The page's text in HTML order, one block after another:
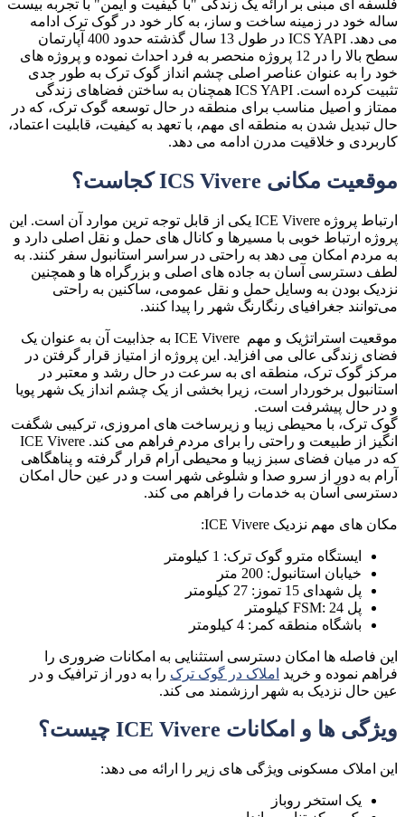
فلسفه ای مبنی بر ارائه یک زندگی "با کیفیت و ایمن" با تجربه بیست
ساله خود در زمینه ساخت و ساز، به کار خود در گوک ترک ادامه
می دهد.
در طول 13 سال گذشته حدود 400 آپارتمان
سطح بالا را در 12 پروژه منحصر به فرد احداث نموده و پروژه های
خود را به عنوان عناصر اصلی چشم انداز گوک ترک به طور جدی
تثبیت کرده است.
همچنان به ساختن فضاهای زندگی
ممتاز و اصیل مناسب برای منطقه در حال توسعه گوک ترک، که در
حال تبدیل شدن به منطقه ای مهم، با تعهد به کیفیت، قابلیت اعتماد،
کاربردی و خلاقیت مدرن ادامه می دهد.
موقعیت مکانی کجاست؟
ارتباط پروژه
یکی از قابل توجه ترین موارد آن است. این
پروژه ارتباط خوبی با مسیرها و کانال های حمل و نقل اصلی دارد و
به مردم امکان می دهد به راحتی در سراسر استانبول سفر کنند. به
لطف دسترسی آسان به جاده های اصلی و بزرگراه ها و همچنین
نزدیک بودن به وسایل حمل و نقل عمومی، ساکنین به راحتی
می‌توانند جغرافیای رنگارنگ شهر را پیدا کنند.
موقعیت استراتژیک و مهم
به جذابیت آن به عنوان یک
فضای زندگی عالی می افزاید. این پروژه از امتیاز قرار گرفتن در
مرکز گوک ترک، منطقه ای به سرعت در حال رشد و معتبر در
استانبول برخوردار است، زیرا بخشی از یک چشم انداز یک شهر پویا
و در حال پیشرفت است.
گوک ترک، با محیطی زیبا و زیرساخت های امروزی، ترکیبی شگفت
انگیز از طبیعت و راحتی را برای مردم فراهم می کند.
که در میان فضای سبز زیبا و محیطی آرام قرار گرفته و پناهگاهی
آرام به دور از سرو صدا و شلوغی شهر است و در عین حال امکان
دسترسی آسان به خدمات را فراهم می کند.
مکان های مهم نزدیک ICE Vivere
:
ایستگاه مترو گوک ترک:
کیلومتر
خیابان استانبول: 200 متر
پل شهدای 15 تموز: 27 کیلومتر
پل
FSM: 24
کیلومتر
باشگاه منطقه کمر: 4 کیلومتر
این فاصله ها امکان دسترسی استثنایی به امکانات ضروری را
فراهم نموده و خرید املاک در گوک ترک را به دور از ترافیک و در
عین حال نزدیک به شهر ارزشمند می کند.
ویژگی ها و امکانات چیست؟
این املاک مسکونی ویژگی های زیر را ارائه می دهد:
یک استخر روباز